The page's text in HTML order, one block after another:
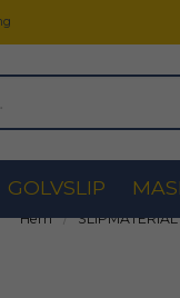
GOLVSLIP
Hem SLIPMATERIAL